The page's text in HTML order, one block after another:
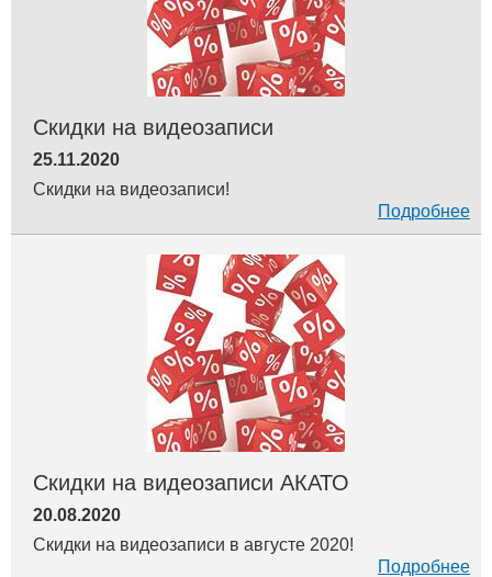
Скидки на видеозаписи
25.11.2020
Скидки на видеозаписи!
Подробнее
Скидки на видеозаписи АКАТО
20.08.2020
Скидки на видеозаписи в августе 2020!
Подробнее